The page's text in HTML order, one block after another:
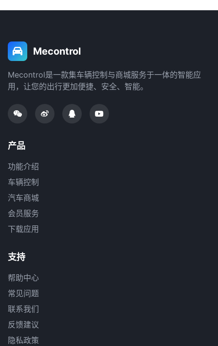
Mecontrol
Mecontrol是一款集车辆控制与商城服务于一体的智能应
用，让您的出行更加便捷、安全、智能。
产品
功能介绍
车辆控制
汽车商城
会员服务
下载应用
支持
帮助中心
常见问题
联系我们
反馈建议
隐私政策